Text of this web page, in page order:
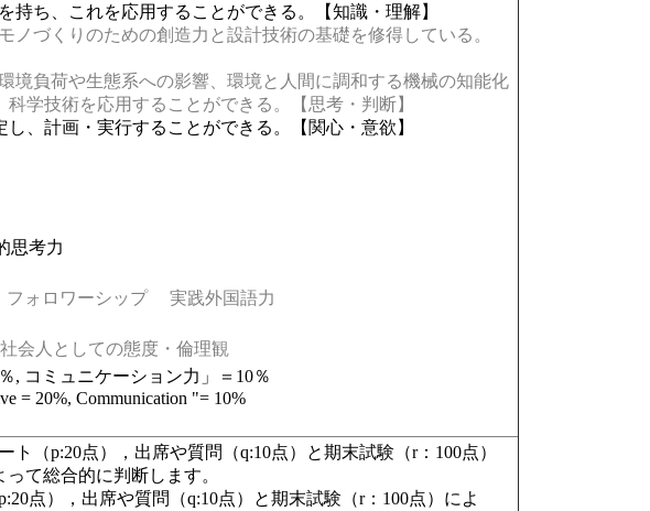
ち、これを応用することができる。【知識・理解】
づくりのための創造力と設計技術の基礎を修得している。
負荷や生態系への影響、環境と人間に調和する機械の知能化
学技術を応用することができる。【思考・判断】
、計画・実行することができる。【関心・意欲】
思考力
ォロワーシップ
実践外国語力
会人としての態度・倫理観
, コミュニケーション力」＝10％
= 20%, Communication "= 10%
（p:20点），出席や質問（q:10点）と期末試験（r：100点）
て総合的に判断します。
点），出席や質問（q:10点）と期末試験（r：100点）によ